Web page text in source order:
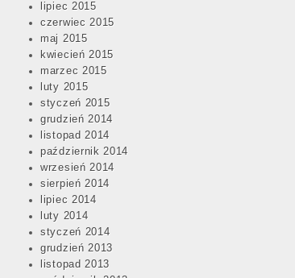
lipiec 2015
czerwiec 2015
maj 2015
kwiecień 2015
marzec 2015
luty 2015
styczeń 2015
grudzień 2014
listopad 2014
październik 2014
wrzesień 2014
sierpień 2014
lipiec 2014
luty 2014
styczeń 2014
grudzień 2013
listopad 2013